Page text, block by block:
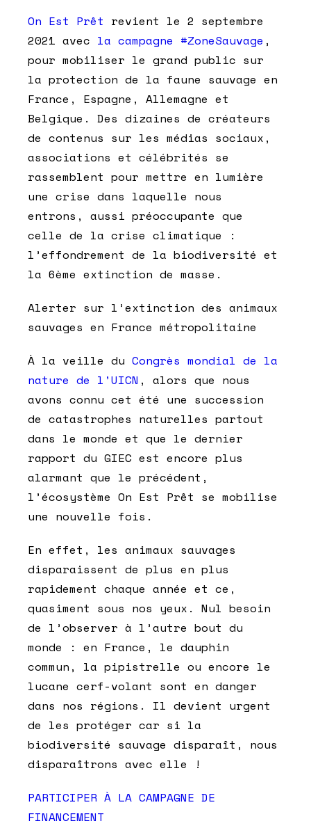
On Est Prêt revient le 2 septembre
2021 avec la campagne #ZoneSauvage ,
pour mobiliser le grand public sur
la protection de la faune sauvage en
France , Espagne, Allemagne et
Belgique. Des dizaines de créateurs
de contenus sur les médias sociaux,
associations et célébrités se
rassemblent pour mettre en lumière
une crise dans laquelle nous
entrons, aussi préoccupante que
celle de la crise climatique :
l’effondrement de la biodiversité et
la 6ème extinction de masse .
Alerter sur l’extinction des animaux
sauvages en France métropolitaine
À la veille du Congrès mondial de la
nature de l’UICN , alors que nous
avons connu cet été une succession
de catastrophes naturelles partout
dans le monde et que le dernier
rapport du GIEC est encore plus
alarmant que le précédent,
l’écosystème On Est Prêt se mobilise
une nouvelle fois.
En effet, les animaux sauvages
disparaissent de plus en plus
rapidement chaque année et ce,
quasiment sous nos yeux. Nul besoin
de l’observer à l’autre bout du
monde : en France, le dauphin
commun, la pipistrelle ou encore le
lucane cerf-volant sont en danger
dans nos régions. Il devient urgent
de les protéger car si la
biodiversité sauvage disparaît, nous
disparaîtrons avec elle !
PARTICIPER À LA CAMPAGNE DE
FINANCEMENT